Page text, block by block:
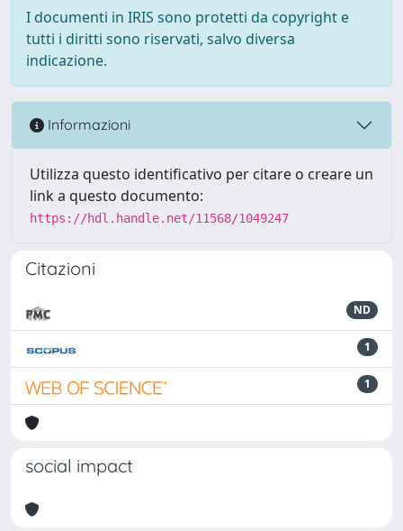
I documenti in IRIS sono protetti da copyright e
tutti i diritti sono riservati, salvo diversa
indicazione.
Informazioni
Utilizza questo identificativo per citare o creare un
link a questo documento:
https://hdl.handle.net/11568/1049247
Citazioni
ND
1
1
social impact